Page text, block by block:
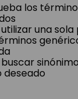
los
una sola
deseado